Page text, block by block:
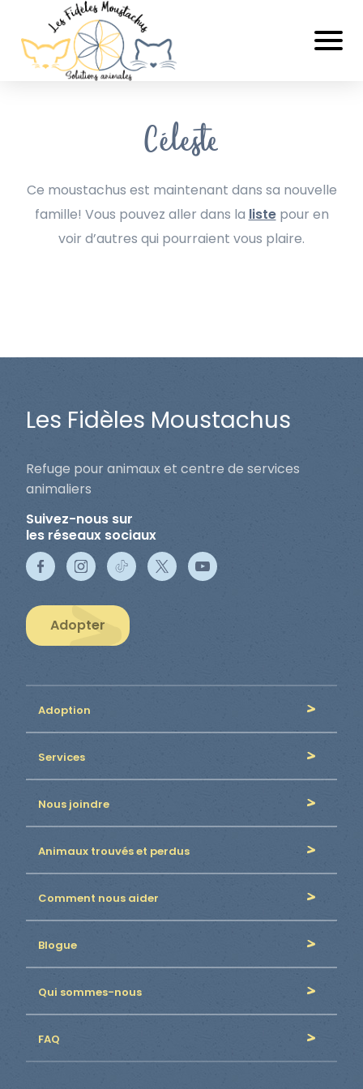
Céleste
Ce moustachus est maintenant dans sa nouvelle
famille! Vous pouvez aller dans la listepour en
voir d’autres qui pourraient vous plaire.
Les Fidèles Moustachus
Refuge pour animaux et centre de services
animaliers
Suivez-nous sur
les réseaux sociaux
Adopter
Adoption
Services
Nous joindre
Animaux trouvés et perdus
Comment nous aider
Blogue
Qui sommes-nous
FAQ